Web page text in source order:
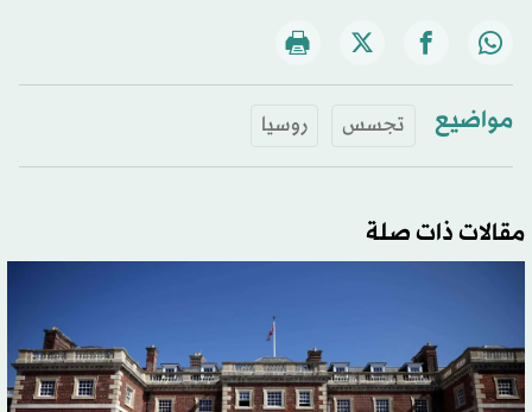
مواضيع تجسس روسيا
مقالات ذات صلة